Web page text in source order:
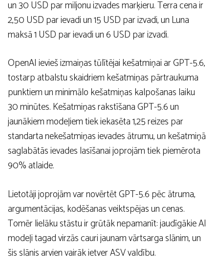
un 30 USD par miljonu izvades marķieru. Terra cena ir
2,50 USD par ievadi un 15 USD par izvadi, un Luna
maksā 1 USD par ievadi un 6 USD par izvadi.
OpenAI ievieš izmaiņas tūlītējai kešatmiņai ar GPT-5.6,
tostarp atbalstu skaidriem kešatmiņas pārtraukuma
punktiem un minimālo kešatmiņas kalpošanas laiku
30 minūtes. Kešatmiņas rakstīšana GPT-5.6 un
jaunākiem modeļiem tiek iekasēta 1,25 reizes par
standarta nekešatmiņas ievades ātrumu, un kešatmiņā
saglabātās ievades lasīšanai joprojām tiek piemērota
90% atlaide.
Lietotāji joprojām var novērtēt GPT-5.6 pēc ātruma,
argumentācijas, kodēšanas veiktspējas un cenas.
Tomēr lielāku stāstu ir grūtāk nepamanīt: jaudīgākie AI
modeļi tagad virzās cauri jaunam vārtsarga slānim, un
šis slānis arvien vairāk ietver ASV valdību.